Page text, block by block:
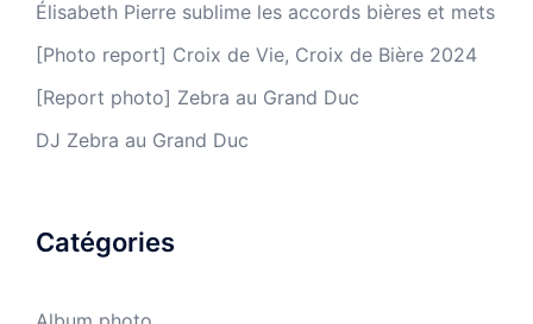
Élisabeth Pierre sublime les accords bières et mets
[Photo report] Croix de Vie, Croix de Bière 2024
[Report photo] Zebra au Grand Duc
DJ Zebra au Grand Duc
Catégories